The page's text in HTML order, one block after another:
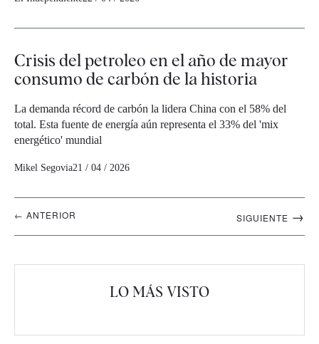
Crisis del petroleo en el año de mayor
consumo de carbón de la historia
La demanda récord de carbón la lidera China con el 58% del
total. Esta fuente de energía aún representa el 33% del 'mix
energético' mundial
Mikel Segovia21 / 04 / 2026
Navegación
artículos
SIGUIENTE →
← ANTERIOR
LO MÁS VISTO